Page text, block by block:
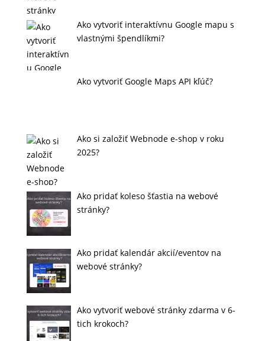
Ako vytvoriť interaktívnu Google mapu s
vlastnými špendlíkmi?
Ako vytvoriť Google Maps API kľúč?
Ako si založiť Webnode e-shop v roku
2025?
Ako pridať koleso šťastia na webové
stránky?
Ako pridať kalendár akcií/eventov na
webové stránky?
Ako vytvoriť webové stránky zdarma v 6-
tich krokoch?